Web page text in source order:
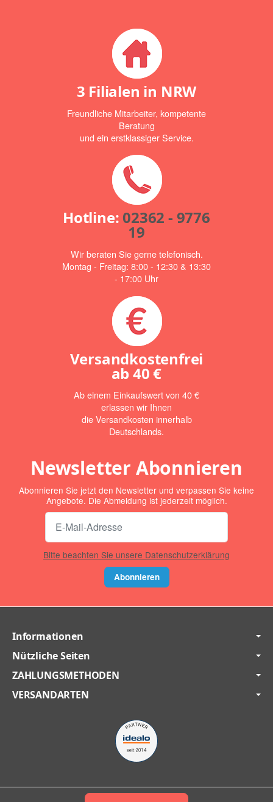
3 Filialen in NRW
Freundliche Mitarbeiter, kompetente
Beratung
und ein erstklassiger Service.
Hotline: 02362 - 9776
19
Wir beraten Sie gerne telefonisch.
Montag - Freitag: 8:00 - 12:30 & 13:30
- 17:00 Uhr
Versandkostenfrei
ab40 €
Ab einem Einkaufswert von 40 €
erlassen wir Ihnen
die Versandkosten innerhalb
Deutschlands.
Newsletter Abonnieren
Abonnieren Sie jetzt den Newsletter und verpassen Sie keine
Angebote. Die Abmeldung ist jederzeit möglich.
Bitte beachten Sie unsere Datenschutzerklärung
Abonnieren
Informationen
Nützliche Seiten
ZAHLUNGSMETHODEN
VERSANDARTEN